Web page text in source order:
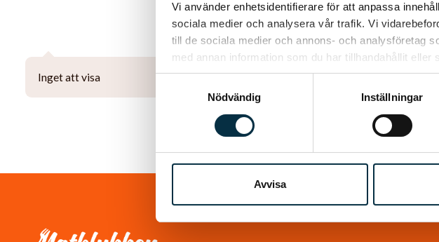
Vi använder enhetsidentifierare för att anpassa
sociala medier och analysera vår trafik. Vi
till de sociala medier och annons- och analysföretag
med annan information som du har tillhandahållit
Nödvändig
Inställningar
Avvisa
Inget att visa